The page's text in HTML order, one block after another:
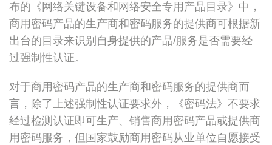
布的《网络关键设备和网络安全专用产品目录》中，
商用密码产品的生产商和密码服务的提供商可根据新
出台的目录来识别自身提供的产品/服务是否需要经
过强制性认证。
对于商用密码产品的生产商和密码服务的提供商而
言，除了上述强制性认证要求外，《密码法》不要求
经过检测认证即可生产、销售商用密码产品或提供商
用密码服务，但国家鼓励商用密码从业单位自愿接受